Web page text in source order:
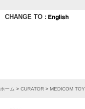
CHANGE TO :
ホーム > CURATOR > MEDICOM TOY